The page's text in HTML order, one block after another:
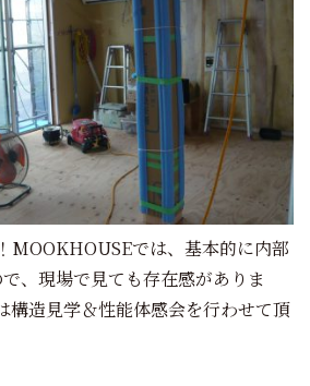
MOOKHOUSEでは、基本的に内部
、現場で見ても存在感がありま
構造見学＆性能体感会を行わせて頂